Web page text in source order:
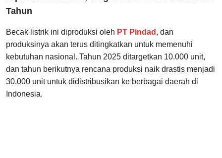
Tahun
Becak listrik ini diproduksi oleh PT Pindad , dan
produksinya akan terus ditingkatkan untuk memenuhi
kebutuhan nasional. Tahun 2025 ditargetkan 10.000 unit,
dan tahun berikutnya rencana produksi naik drastis menjadi
30.000 unit untuk didistribusikan ke berbagai daerah di
Indonesia.